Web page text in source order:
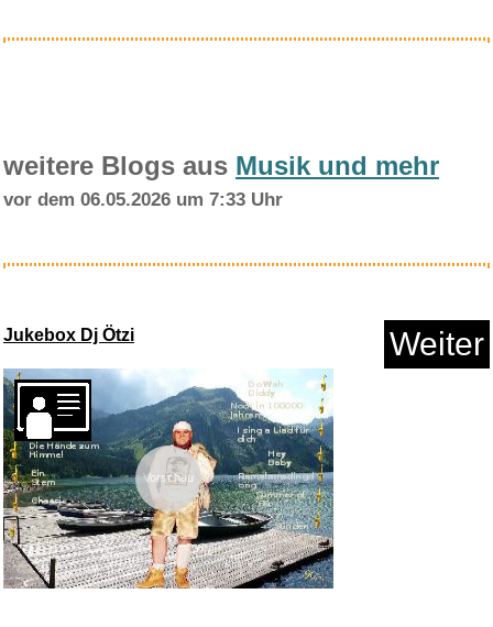
weitere Blogs aus Musik und mehr
vor dem 06.05.2026 um 7:33 Uhr
Jukebox Dj Ötzi Weiter
Vorschau